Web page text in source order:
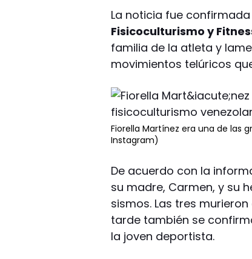
La noticia fue
Fisicoculturismo y
familia de la atleta y
movimientos telúricos
Fiorella Martínez era una de las
Instagram)
De acuerdo con la
su madre, Carmen, y su
sismos. Las tres
tarde también se
la joven deportista.